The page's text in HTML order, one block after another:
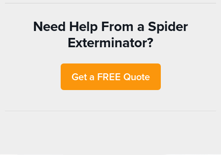
Need Help From a Spider
Exterminator?
Get a FREE Quote